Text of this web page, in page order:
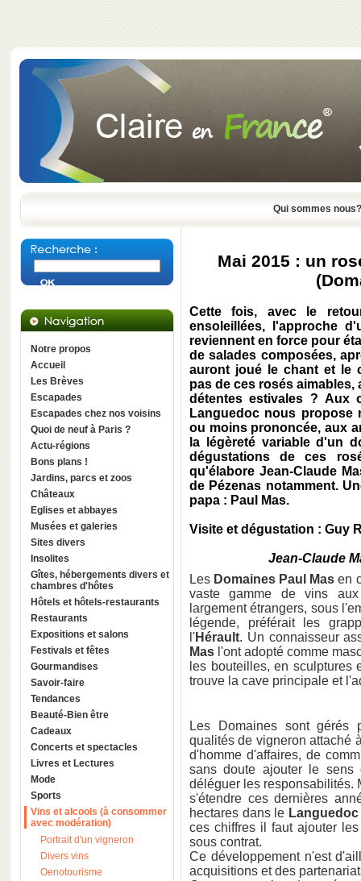
Qui sommes nous?
Notre propos
Accueil
Les Brèves
Escapades
Escapades chez nos voisins
Quoi de neuf à Paris ?
Actu-régions
Bons plans !
Jardins, parcs et zoos
Châteaux
Eglises et abbayes
Musées et galeries
Sites divers
Insolites
Gîtes, hébergements divers et
chambres d'hôtes
Hôtels et hôtels-restaurants
Restaurants
Expositions et salons
Festivals et fêtes
Gourmandises
Savoir-faire
Tendances
Beauté-Bien être
Cadeaux
Concerts et spectacles
Livres et Lectures
Mode
Sports
Vins et alcools (à consommer
avec modération)
Portrait d'un vigneron
Divers vins
Oenotourisme
Mai 2015 : un
Cette fois, avec le
ensoleillées, l'approche
reviennent en force pour
de salades composées,
auront joué le chant et le
pas de ces rosés
détentes estivales ? Aux
Languedoc nous
ou moins prononcée, aux
la légèreté variable d'un
dégustations de ces
qu'élabore Jean-Claude
de Pézenas notamment.
papa : Paul Mas.
Visite et dégustation : Guy
Jean-Claude
Les Domaines Paul Mas en
vaste gamme de vins
largement étrangers, sous
légende, préférait les
l'Hérault. Un connaisseur
Mas l'ont adopté comme
les bouteilles, en
trouve la cave principale et
Les Domaines sont
qualités de vigneron attaché
d'homme d'affaires, de
sans doute ajouter le sens
déléguer les responsabilités.
s'étendre ces dernières
hectares dans le Languedoc
ces chiffres il faut ajouter
sous contrat.
Ce développement n'est
acquisitions et des